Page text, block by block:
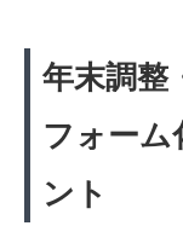
年末調整
フォーム
ント